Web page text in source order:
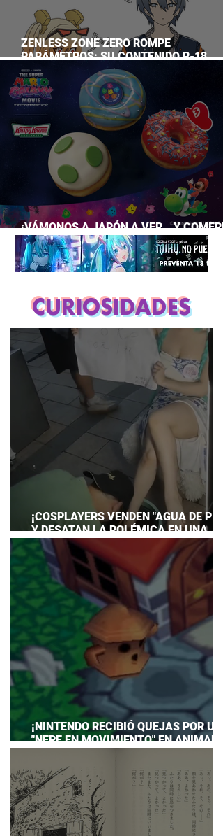
ZENLESS ZONE ZERO ROMPE
PARÁMETROS: SU CONTENIDO R-18
SUPERA A CASI TODO EL GACHA
¡VÁMONOS A JAPÓN A VER… Y
LA PELÍCULA DE MARIO GALAXY!
CURIOSIDADES
¡COSPLAYERS VENDEN "AGUA DE
Y DESATAN LA POLÉMICA EN UNA
CONVENCIÓN DE ANIME!
¡NINTENDO RECIBIÓ QUEJAS POR UN
"NEPE EN MOVIMIENTO" EN ANIMAL
PREPARAR UNA RESPUESTA OFICIAL!